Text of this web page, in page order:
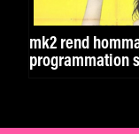
mk2 rend
programmation